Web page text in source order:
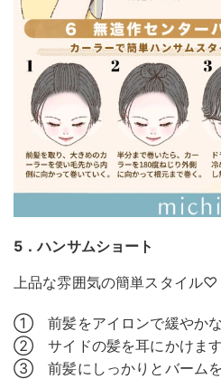
5．ハンサムショート
上品な雰囲気の簡単スタイル♡
① 前髪をアイロンで緩やかな
② サイドの髪を耳にかけます
③ 前髪にしっかりとバームを